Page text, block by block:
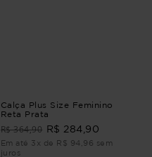
Calça Plus Size Feminino
Reta Prata
R$ 364,90 R$ 284,90
Em até 3x de R$ 94,96 sem
juros